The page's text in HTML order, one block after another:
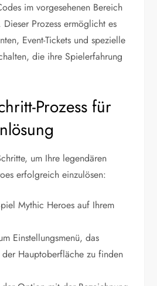
im vorgesehenen Bereich
Prozess ermöglicht es
Event-Tickets und spezielle
die ihre Spielerfahrung
Prozess für
um Ihre legendären
erfolgreich einzulösen:
Mythic Heroes auf Ihrem
Einstellungsmenü, das
Hauptoberfläche zu finden